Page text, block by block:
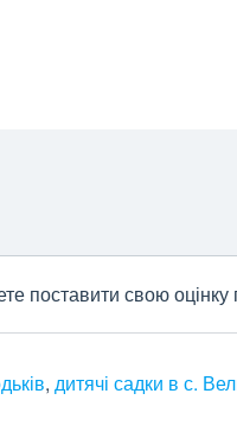
поставити свою
, дитячі садки в с.